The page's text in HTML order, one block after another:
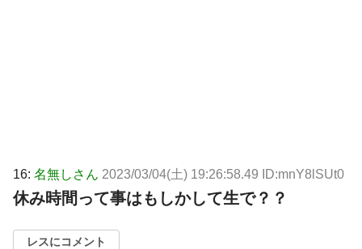
16: 名無しさん 2023/03/04(土) 19:26:58.49 ID:mnY8lSUt0
休み時間って事はもしかして生で？？
レスにコメント